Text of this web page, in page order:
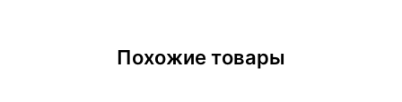
Похожие товары